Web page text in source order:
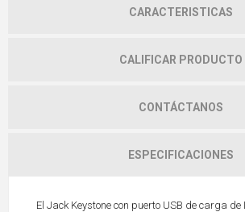
CARACTERISTICAS
CALIFICAR PRODUCTO
CONTÁCTANOS
ESPECIFICACIONES
El Jack Keystone con puerto USB de carga